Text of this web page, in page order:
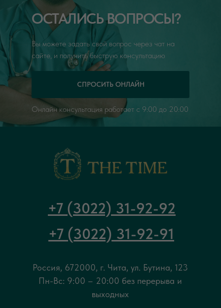
моему мнению, данного доктора однозначно
можно порекомендовать своим знакомым и
другим пациентам при необходимости.
ОСТАЛИСЬ ВОПРОСЫ?
Вы можете задать свой вопрос через чат на
сайте, и получить быструю консультацию
Онлайн консультация работает с 9:00 до 20:00
СПРОСИТЬ ОНЛАЙН
Россия, 672000, г. Чита, ул. Бутина, 123
Пн-Вс: 9:00 – 20:00 без перерыва и
выходных
+7 (3022) 31-92-92
+7 (3022) 31-92-91